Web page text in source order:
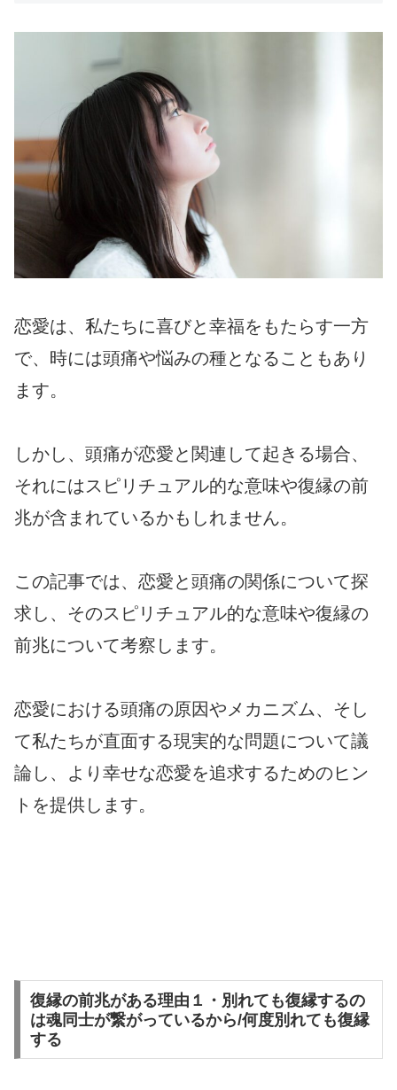
恋愛は、私たちに喜びと幸福をもたらす一方
で、時には頭痛や悩みの種となることもあり
ます。
しかし、頭痛が恋愛と関連して起きる場合、
それにはスピリチュアル的な意味や復縁の前
兆が含まれているかもしれません。
この記事では、恋愛と頭痛の関係について探
求し、そのスピリチュアル的な意味や復縁の
前兆について考察します。
恋愛における頭痛の原因やメカニズム、そし
て私たちが直面する現実的な問題について議
論し、より幸せな恋愛を追求するためのヒン
トを提供します。
復縁の前兆がある理由１・別れても復縁するの
は魂同士が繋がっているから/何度別れても復縁
する